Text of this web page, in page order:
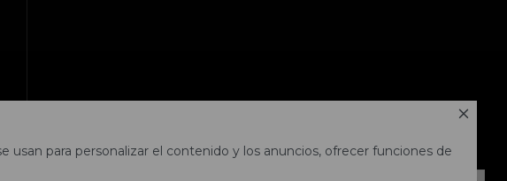

para personalizar el contenido y los anuncios, ofrecer funciones de